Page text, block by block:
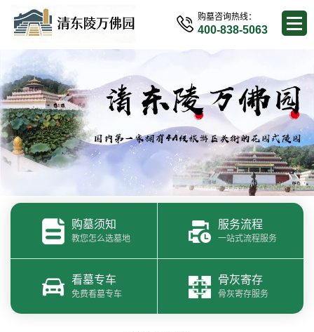
购墓咨询热线：
400-838-5063
购墓须知
教您怎么选墓地
服务流程
一站式流程服务
看墓专车
免费看墓专车
骨灰寄存
骨灰寄存服务